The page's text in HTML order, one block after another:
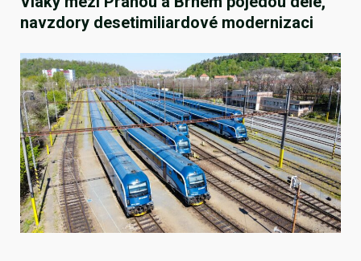
navzdory desetimiliardové modernizaci